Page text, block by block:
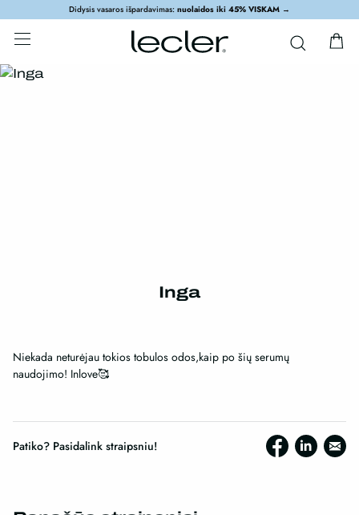
Didysis vasaros išpardavimas: nuolaidos iki 45% VISKAM →
Inga
Niekada neturėjau tokios tobulos odos,kaip po šių serumų
naudojimo! Inlove🥰
Patiko? Pasidalink straipsniu!